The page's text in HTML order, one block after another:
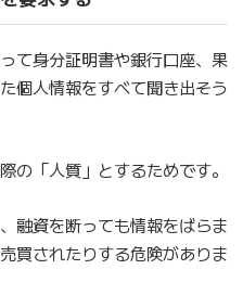
て身分証明書や銀行口座、果
個人情報をすべて聞き出そう
の「人質」とするためです。
融資を断っても情報をばらま
買されたりする危険がありま